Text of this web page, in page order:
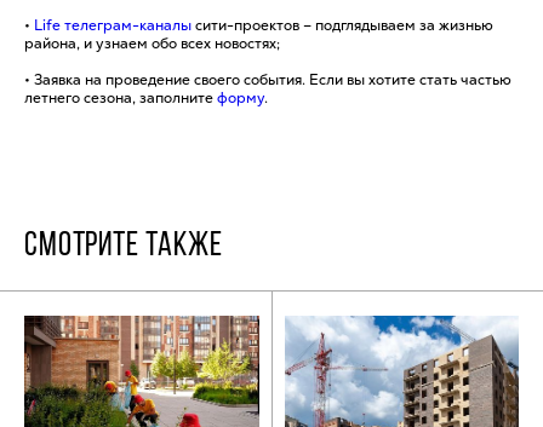
• Life телеграм-каналысити-проектов – подглядываем за жизнью
района, и узнаем обо всех новостях;
• Заявка на проведение своего события. Если вы хотите стать частью
летнего сезона, заполнитеформу.
СМОТРИТЕ ТАКЖЕ